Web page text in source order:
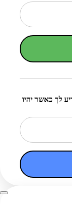
לך כאשר יהיו